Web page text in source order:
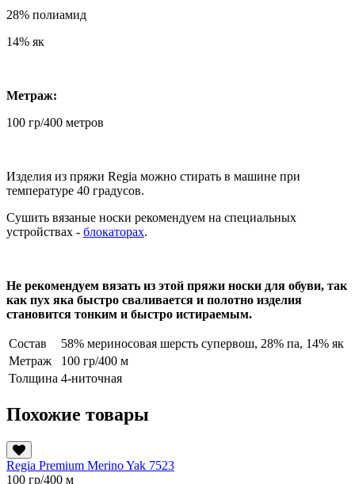
28% полиамид
14% як
Метраж:
100 гр/400 метров
Изделия из пряжи Regia можно стирать в машине при
температуре 40 градусов.
Сушить вязаные носки рекомендуем на специальных
устройствах - блокаторах.
Не рекомендуем вязать из этой пряжи носки для обуви, так
как пух яка быстро сваливается и полотно изделия
становится тонким и быстро истираемым.
Состав
58% мериносовая шерсть супервош, 28% па, 14% як
Метраж
100 гр/400 м
Толщина 4-ниточная
Похожие товары
Regia Premium Merino Yak 7523
100 гр/400 м